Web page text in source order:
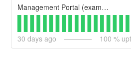
Management Portal (example)
30 days ago 100 %